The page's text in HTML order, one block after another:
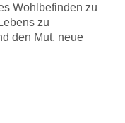
Wohlbefinden zu
zu
den Mut, neue